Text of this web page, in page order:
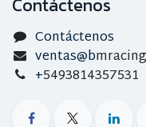
Contáctenos
ventas@b
+5493814357531